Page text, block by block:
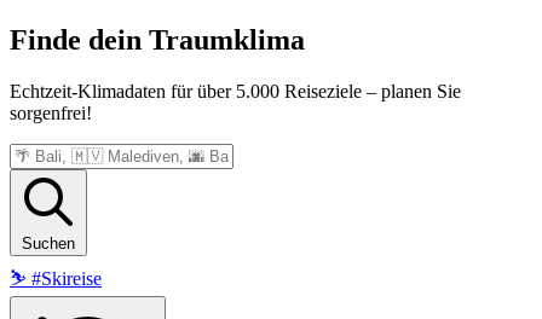
Finde dein Traumklima
Echtzeit-Klimadaten für über 5.000 Reiseziele – planen Sie
sorgenfrei!
Suchen
⛷️ #Skireise